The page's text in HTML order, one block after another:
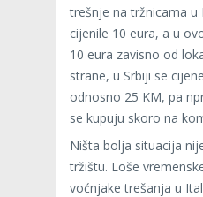
trešnje na tržnicama u
cijenile 10 eura, a u
10 eura zavisno od
strane, u Srbiji se
odnosno 25 KM, pa
se kupuju skoro na
Ništa bolja situacija
tržištu. Loše
voćnjake trešanja u